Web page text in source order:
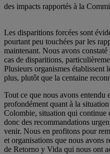
des impacts rapportés à la
Les disparitions forcées sont
pourtant peu touchées par les
maintenant. Nous avons
cas de disparitions,
Plusieurs organismes
plus, plutôt que la centaine
Tout ce que nous avons entendu
profondément quant à la
Colombie, situation qui continue
donc des recommandations
venir. Nous en profitons pour
et organisations que nous avons
de Retorno y Vida qui nous ont